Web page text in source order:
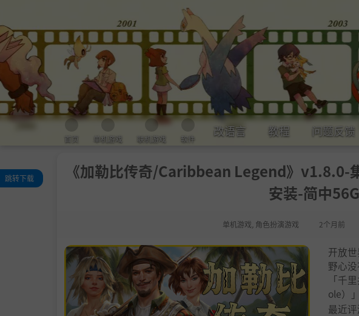
首页 单机游戏 联机游戏 软件
改语言 教程 问题反馈
《加勒比传奇/Caribbean Legend》v1.8.0-
安装-简中
单机游戏 角色扮演游戏 2个月前
跳转下载
开放
野心
「千
ole）
最近